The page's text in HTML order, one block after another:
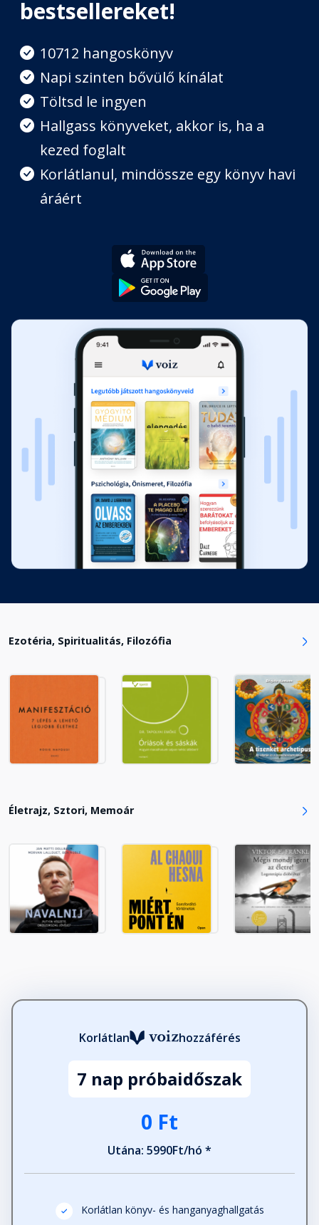
fejezet: Fogadd el magad!
Fejezet hossza: 00:27:46
7. fejezet: Elfogadhatatlan
Fejezet hossza: 00:36:14
8. fejezet: Nem is agyműtét
Fejezet hossza: 00:42:44
9. fejezet: A semmi szultánja
Fejezet hossza: 00:22:02
fejezet: Feladni
Fejezet hossza: 00:17:56
11. fejezet: A szív ábécéje
Fejezet hossza: 00:24:18
12. fejezet: A könyörület
kimutatása
Fejezet hossza: 00:24:18
13. fejezet: Isten arca
Fejezet hossza: 00:11:25
Fejezet hossza: 00:03:27
bestsellereket!
10712 hangoskönyv
Napi szinten bővülő kínálat
Töltsd le ingyen
Hallgass könyveket, akkor is, ha a
kezed foglalt
Korlátlanul, mindössze egy könyv havi
áráért
Ezotéria, Spiritualitás, Filozófia
Életrajz, Sztori, Memoár
Korlátlan hozzáférés
7 nap próbaidőszak
0 Ft
Utána: 5990Ft/hó *
Korlátlan könyv- és hanganyaghallgatás